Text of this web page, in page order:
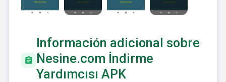
Información adicional sobre
Nesine.com İndirme
Yardımcısı APK